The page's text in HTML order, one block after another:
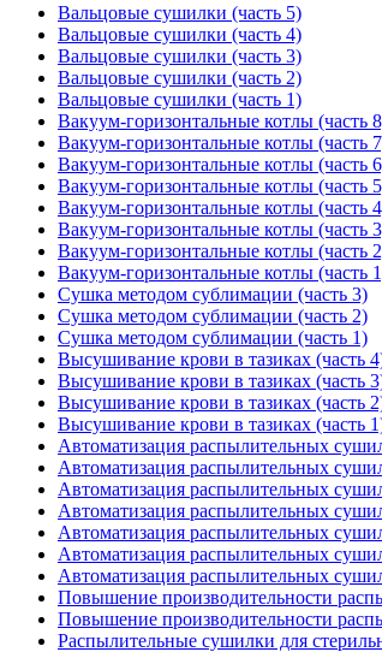
Вальцовые сушилки (часть 5)
Вальцовые сушилки (часть 4)
Вальцовые сушилки (часть 3)
Вальцовые сушилки (часть 2)
Вальцовые сушилки (часть 1)
Вакуум-горизонтальные котлы (часть
Вакуум-горизонтальные котлы (часть
Вакуум-горизонтальные котлы (часть
Вакуум-горизонтальные котлы (часть
Вакуум-горизонтальные котлы (часть
Вакуум-горизонтальные котлы (часть
Вакуум-горизонтальные котлы (часть
Вакуум-горизонтальные котлы (часть
Сушка методом сублимации (часть 3)
Сушка методом сублимации (часть 2)
Сушка методом сублимации (часть 1)
Высушивание крови в тазиках (часть
Высушивание крови в тазиках (часть
Высушивание крови в тазиках (часть
Высушивание крови в тазиках (часть
Автоматизация распылительных
Автоматизация распылительных
Автоматизация распылительных
Автоматизация распылительных
Автоматизация распылительных
Автоматизация распылительных
Автоматизация распылительных
Повышение производительности
Повышение производительности
Распылительные сушилки для